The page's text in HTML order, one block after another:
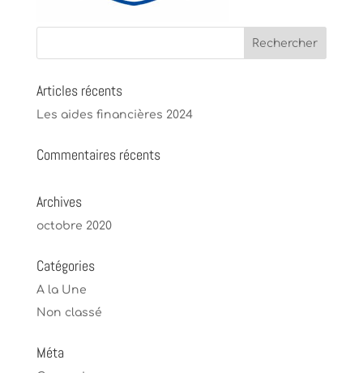
Articles récents
Les aides financières 2024
Commentaires récents
Archives
octobre 2020
Catégories
A la Une
Non classé
Méta